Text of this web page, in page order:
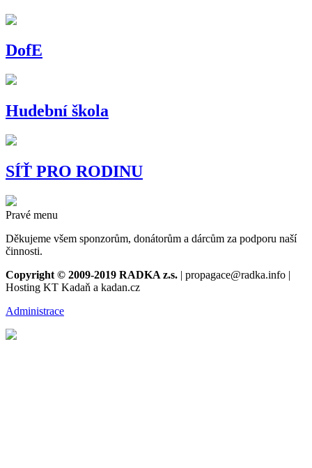
DofE
Hudební škola
SÍŤ PRO RODINU
Pravé menu
Děkujeme všem sponzorům, donátorům a dárcům za podporu naší
činnosti.
Copyright © 2009-2019 RADKA z.s. | propagace@radka.info |
Hosting KT Kadaň a kadan.cz
Administrace